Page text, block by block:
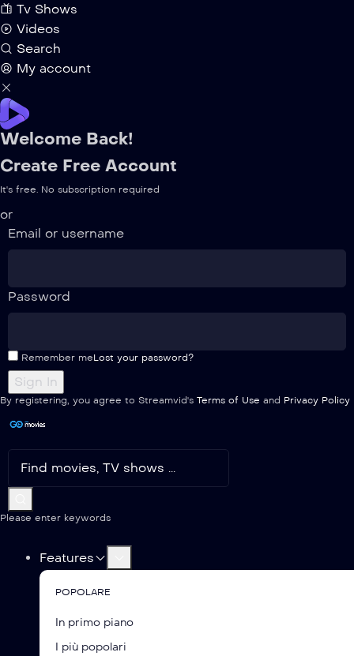
Tv Shows
Videos
Search
My account
Welcome Back!
Create Free Account
It's free. No subscription required
or
Email or username
Password
Remember meLost your password?
By registering, you agree to Streamvid's Terms of Use and Privacy Policy
Please enter keywords
Features
POPOLARE
In primo piano
I più popolari